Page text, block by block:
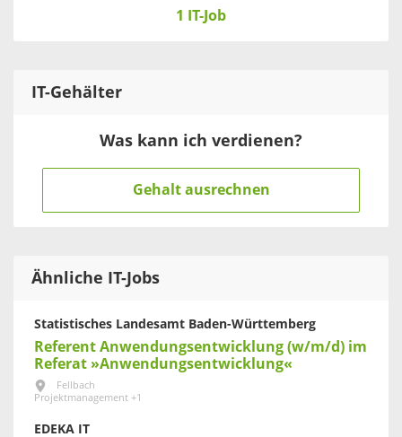
1 IT-Job
IT-Gehälter
Was kann ich verdienen?
Gehalt ausrechnen
Ähnliche IT-Jobs
Statistisches Landesamt Baden-Württemberg
Referent Anwendungsentwicklung (w/m/d) im
Referat »Anwendungsentwicklung«
Fellbach
Projektmanagement +1
EDEKA IT